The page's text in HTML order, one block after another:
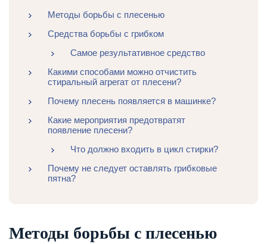
Методы борьбы с плесенью
Средства борьбы с грибком
Самое результативное средство
Какими способами можно отчистить
стиральный агрегат от плесени?
Почему плесень появляется в машинке?
Какие мероприятия предотвратят
появление плесени?
Что должно входить в цикл стирки?
Почему не следует оставлять грибковые
пятна?
Методы борьбы с плесенью